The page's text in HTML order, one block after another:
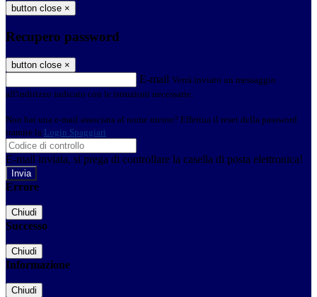
button close ×
Recupero password
button close ×
E-mail Verrà inviato un messaggio
all'indirizzo indicato con le istruzioni necessarie.
Non hai una e-mail associata al nome utente? Effettua il reset della password
tramite la Login Spaggiari
E-mail inviata, si prega di controllare la casella di posta elettronica!
Errore
Chiudi
Successo
Chiudi
Informazione
Chiudi